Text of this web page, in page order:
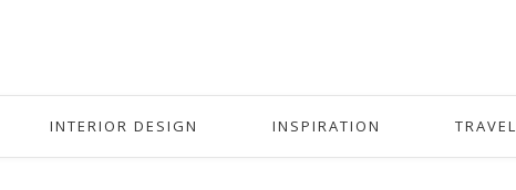
INTERIOR DESIGN INSPIRATION TRAVEL